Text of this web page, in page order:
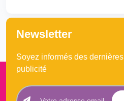
Newsletter
Soyez informés des
publicité